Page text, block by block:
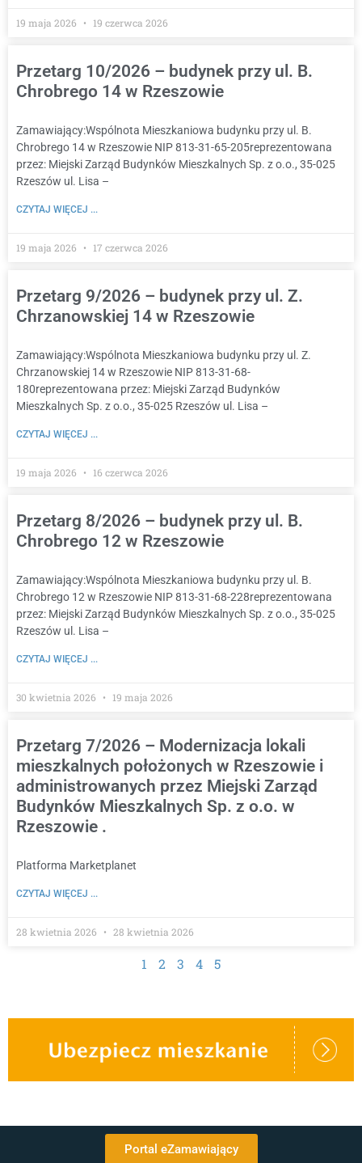
19 maja 2026 19 czerwca 2026
Przetarg 10/2026 – budynek przy ul. B.
Chrobrego 14 w Rzeszowie
Zamawiający:Wspólnota Mieszkaniowa budynku przy ul. B.
Chrobrego 14 w Rzeszowie NIP 813-31-65-205reprezentowana
przez: Miejski Zarząd Budynków Mieszkalnych Sp. z o.o., 35-025
Rzeszów ul. Lisa –
CZYTAJ WIĘCEJ ...
19 maja 2026 17 czerwca 2026
Przetarg 9/2026 – budynek przy ul. Z.
Chrzanowskiej 14 w Rzeszowie
Zamawiający:Wspólnota Mieszkaniowa budynku przy ul. Z.
Chrzanowskiej 14 w Rzeszowie NIP 813-31-68-
180reprezentowana przez: Miejski Zarząd Budynków
Mieszkalnych Sp. z o.o., 35-025 Rzeszów ul. Lisa –
CZYTAJ WIĘCEJ ...
19 maja 2026 16 czerwca 2026
Przetarg 8/2026 – budynek przy ul. B.
Chrobrego 12 w Rzeszowie
Zamawiający:Wspólnota Mieszkaniowa budynku przy ul. B.
Chrobrego 12 w Rzeszowie NIP 813-31-68-228reprezentowana
przez: Miejski Zarząd Budynków Mieszkalnych Sp. z o.o., 35-025
Rzeszów ul. Lisa –
CZYTAJ WIĘCEJ ...
30 kwietnia 2026 19 maja 2026
Przetarg 7/2026 – Modernizacja lokali
mieszkalnych położonych w Rzeszowie i
administrowanych przez Miejski Zarząd
Budynków Mieszkalnych Sp. z o.o. w
Rzeszowie .
Platforma Marketplanet
CZYTAJ WIĘCEJ ...
28 kwietnia 2026 28 kwietnia 2026
1 2 3 4 5
Portal eZamawiający